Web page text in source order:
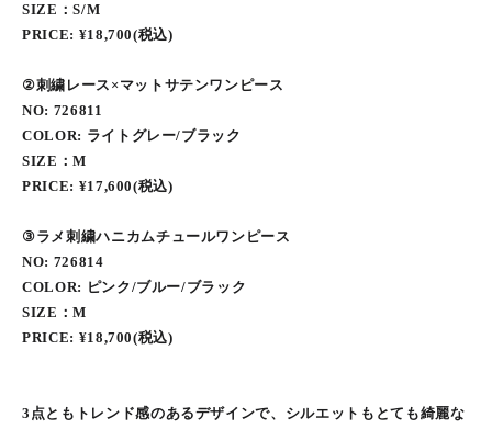
SIZE：S/M
PRICE: ¥18,700(税込)
②刺繍レース×マットサテンワンピース
NO: 726811
COLOR: ライトグレー/ブラック
SIZE：M
PRICE: ¥17,600(税込)
③ラメ刺繍ハニカムチュールワンピース
NO: 726814
COLOR: ピンク/ブルー/ブラック
SIZE：M
PRICE: ¥18,700(税込)
3点ともトレンド感のあるデザインで、シルエットもとても綺麗な